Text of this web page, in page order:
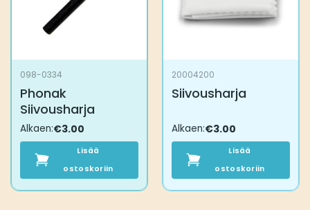
098-0334
Phonak
Siivousharja
Alkaen:€3.00
Lisää
ostoskoriin
20004200
Siivousharja
Alkaen:€3.00
Lisää
ostoskoriin